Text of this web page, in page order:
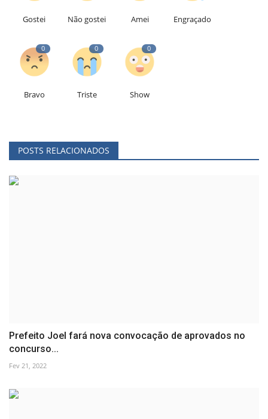
Gostei Não gostei Amei Engraçado
0
Bravo
0
Triste
0
Show
POSTS RELACIONADOS
Prefeito Joel fará nova convocação de aprovados no
concurso...
Fev 21, 2022